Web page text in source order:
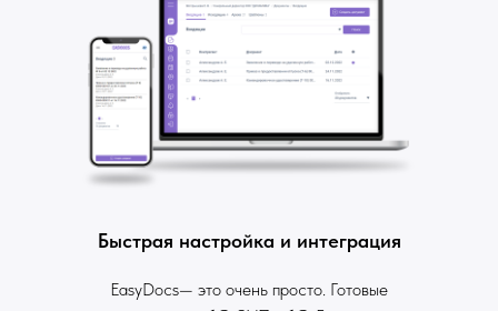
Быстрая настройка и интеграция
EasyDocs— это очень просто. Готовые